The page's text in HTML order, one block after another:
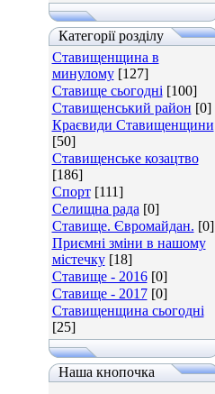
Категорії розділу
Ставищенщина в
минулому [127]
Ставище сьогодні [100]
Ставищенський район [0]
Краєвиди Ставищенщини
[50]
Ставищенське козацтво
[186]
Спорт [111]
Селищна рада [0]
Ставище. Євромайдан. [0]
Приємні зміни в нашому
містечку [18]
Ставище - 2016 [0]
Ставище - 2017 [0]
Ставищенщина сьогодні
[25]
Наша кнопочка